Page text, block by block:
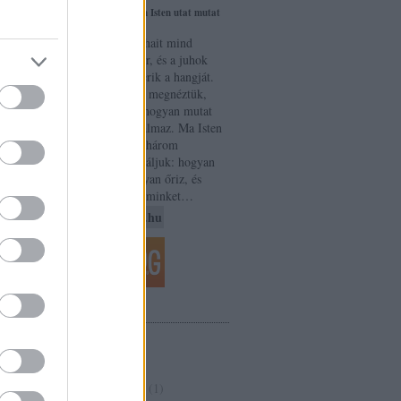
Három mód, ahogyan Isten utat mutat
Amikor a maga juhait mind
kivezeti, előttük jár, és a juhok
követik, mert ismerik a hangját.
János 10,4 Tegnap megnéztük,
hogy Isten jósága hogyan mutat
utat és hogyan oltalmaz. Ma Isten
jóságának további három
jótéteményét vizsgáljuk: hogyan
szabadít meg, hogyan őriz, és
hogyan ment meg minket…
napiremeny.blog.hu
a
egy
mire
nem
2:
és
a
így